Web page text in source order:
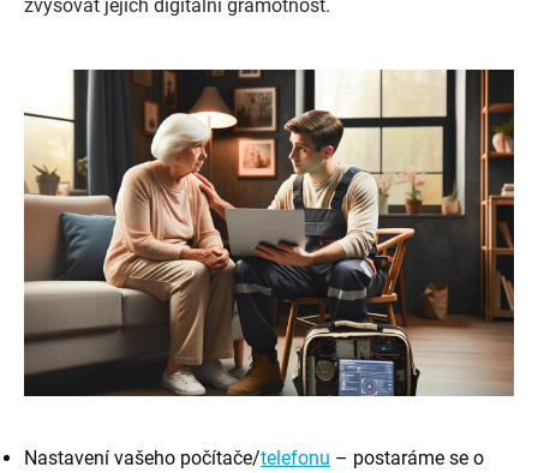
zvyšovat jejich digitální gramotnost.
Nastavení vašeho počítače/telefonu – postaráme se o